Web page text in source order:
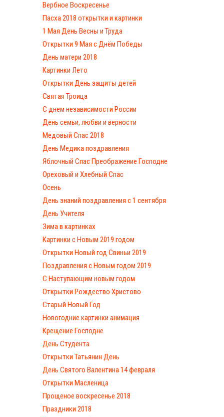
Вербное Воскресенье
Пасха 2018 открытки и картинки
1 Мая День Весны и Труда
Открытки 9 Мая с Днём Победы
День матери 2018
Картинки Лето
Открытки День защиты детей
Святая Троица
С днем независимости России
День семьи, любви и верности
Медовый Спас 2018
День Медика поздравления
Яблочный Спас Преображение Господне
Ореховый и Хлебный Спас
Осень
День знаний поздравления с 1 сентября
День Учителя
Зима в картинках
Картинки с Новым 2019 годом
Открытки Новый год Свиньи 2019
Поздравления с Новым годом 2019
С Наступающим новым годом
Открытки Рождество Христово
Старый Новый Год
Новогодние картинки анимация
Крещение Господне
День Студента
Открытки Татьянин День
День Святого Валентина 14 февраля
Открытки Масленица
Прощеное воскресенье 2018
Праздники 2018